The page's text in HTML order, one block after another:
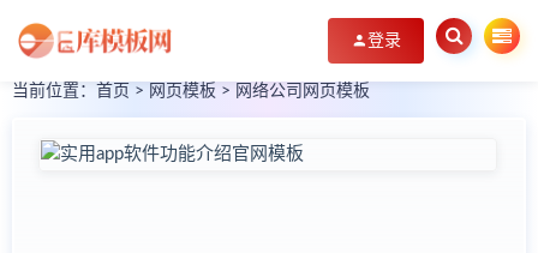
登录
当前位置： 首页 > 网页模板 > 网络公司网页模板